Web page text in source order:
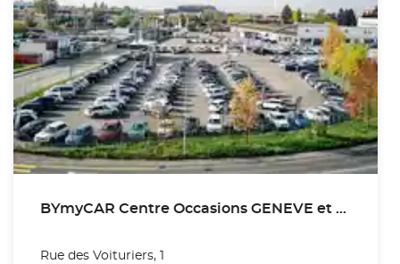
BYmyCAR Centre Occasions GENEVE et MEYRIN
Rue des Voituriers, 1